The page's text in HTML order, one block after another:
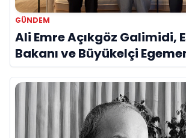
GÜNDEM
Ali Emre Açıkgöz Galimidi,
Bakanı ve Büyükelçi
Bir Araya Geldi